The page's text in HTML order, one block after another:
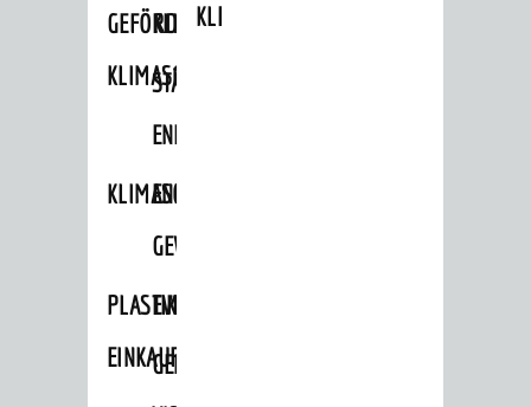
GEFÖRDERTE
KLIMASCHUTZMASSNAHMEN
KLIMASCHUTZKONZEPT
STÄDTISCHES
ENERGIEMANAGEMENT
KLIMASCHUTZKOMMISSION
ENERGIEKARAWANE
GEWERBE
PLASTIKTÜTENFREIE
EINKAUFSSTADT
EVENTS
GEMEINSAME
KLEIDERTAUSCHBÖRSE